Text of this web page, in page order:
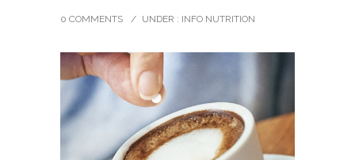
0 COMMENTS / UNDER : INFO NUTRITION